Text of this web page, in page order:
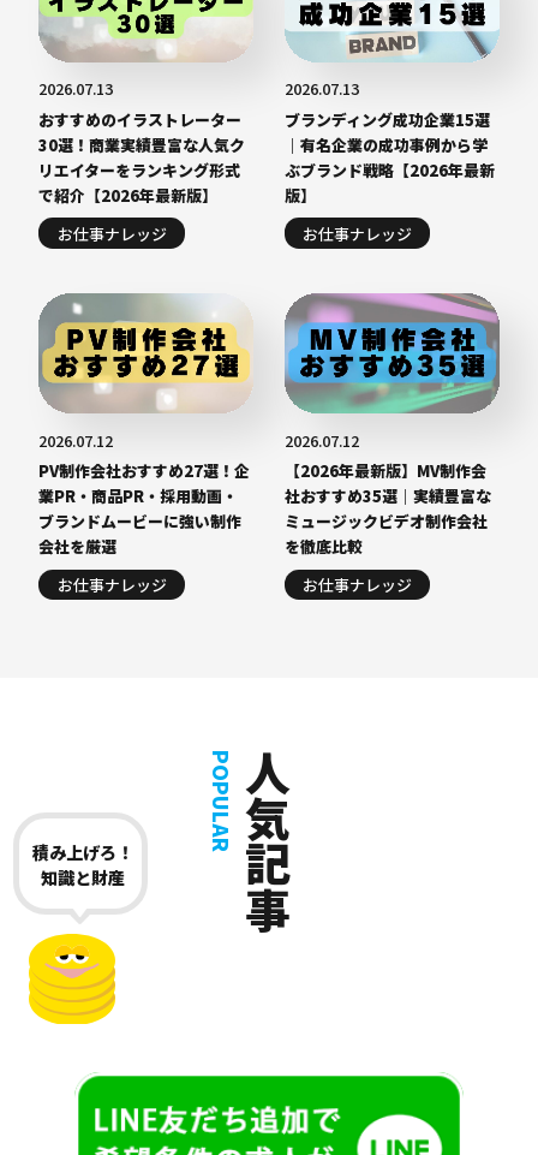
2026.07.13
おすすめのイラストレーター
30選！商業実績豊富な人気ク
リエイターをランキング形式
で紹介【2026年最新版】
お仕事ナレッジ
2026.07.13
ブランディング成功企業15選
｜有名企業の成功事例から学
ぶブランド戦略【2026年最新
版】
お仕事ナレッジ
2026.07.12
PV制作会社おすすめ27選！企
業PR・商品PR・採用動画・
ブランドムービーに強い制作
会社を厳選
お仕事ナレッジ
2026.07.12
【2026年最新版】MV制作会
社おすすめ35選｜実績豊富な
ミュージックビデオ制作会社
を徹底比較
お仕事ナレッジ
人気記事
POPULAR
積み上げろ！
知識と財産